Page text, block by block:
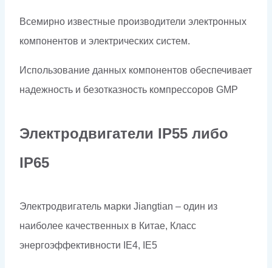
Всемирно известные производители электронных
компонентов и электрических систем.
Использование данных компонентов обеспечивает
надежность и безотказность компрессоров GMP
Электродвигатели IP55 либо
IP65
Электродвигатель марки Jiangtian – один из
наиболее качественных в Китае, Класс
энергоэффективности IE4, IE5